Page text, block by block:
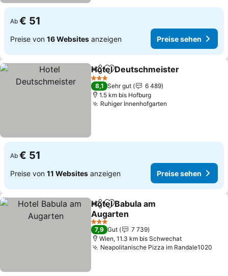
Ab € 51
Preise von 16 Websites anzeigen Preise sehen
TeilenZu Favoriten hinzufügen
Hotel Deutschmeister
3 Sterne
8,1 Sehr gut
6 489
1.5 km bis Hofburg
Ruhiger Innenhofgarten
Ab € 51
Preise von 11 Websites anzeigen Preise sehen
TeilenZu Favoriten hinzufügen
Hotel Babula am
Augarten
3 Sterne
7,9 Gut
7 739
Wien, 11.3 km bis Schwechat
Neapolitanische Pizza im Randale1020